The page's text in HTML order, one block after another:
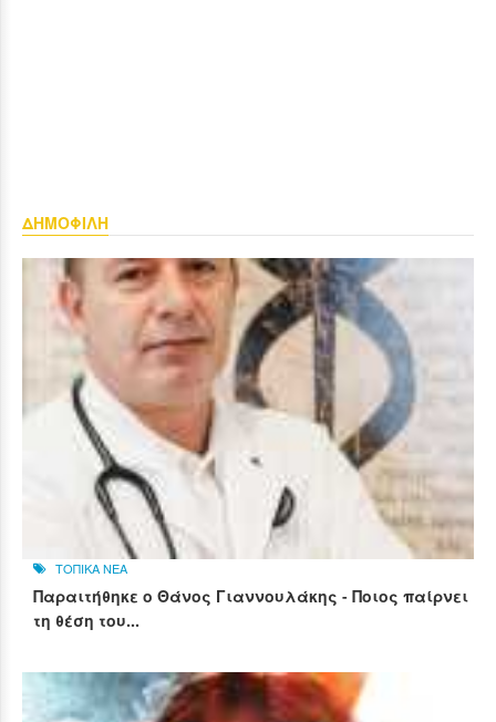
ΔΗΜΟΦΙΛΗ
ΤΟΠΙΚΑ ΝΕΑ
Παραιτήθηκε ο Θάνος Γιαννουλάκης - Ποιος παίρνει
τη θέση του...